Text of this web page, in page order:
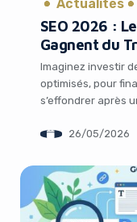
Actualités
SEO 2026 :
Gagnent du
Imaginez investir
optimisés, pour
s’effondrer après
startups en ce
du SEO en 2026 :
26/05/2026
Yes, I